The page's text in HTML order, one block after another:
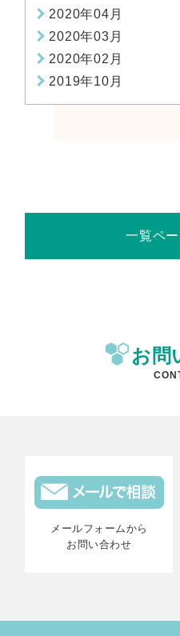
2020年04月
2020年03月
2020年02月
2019年10月
一覧ペ
お問
メールフォームから
お問い合わせ